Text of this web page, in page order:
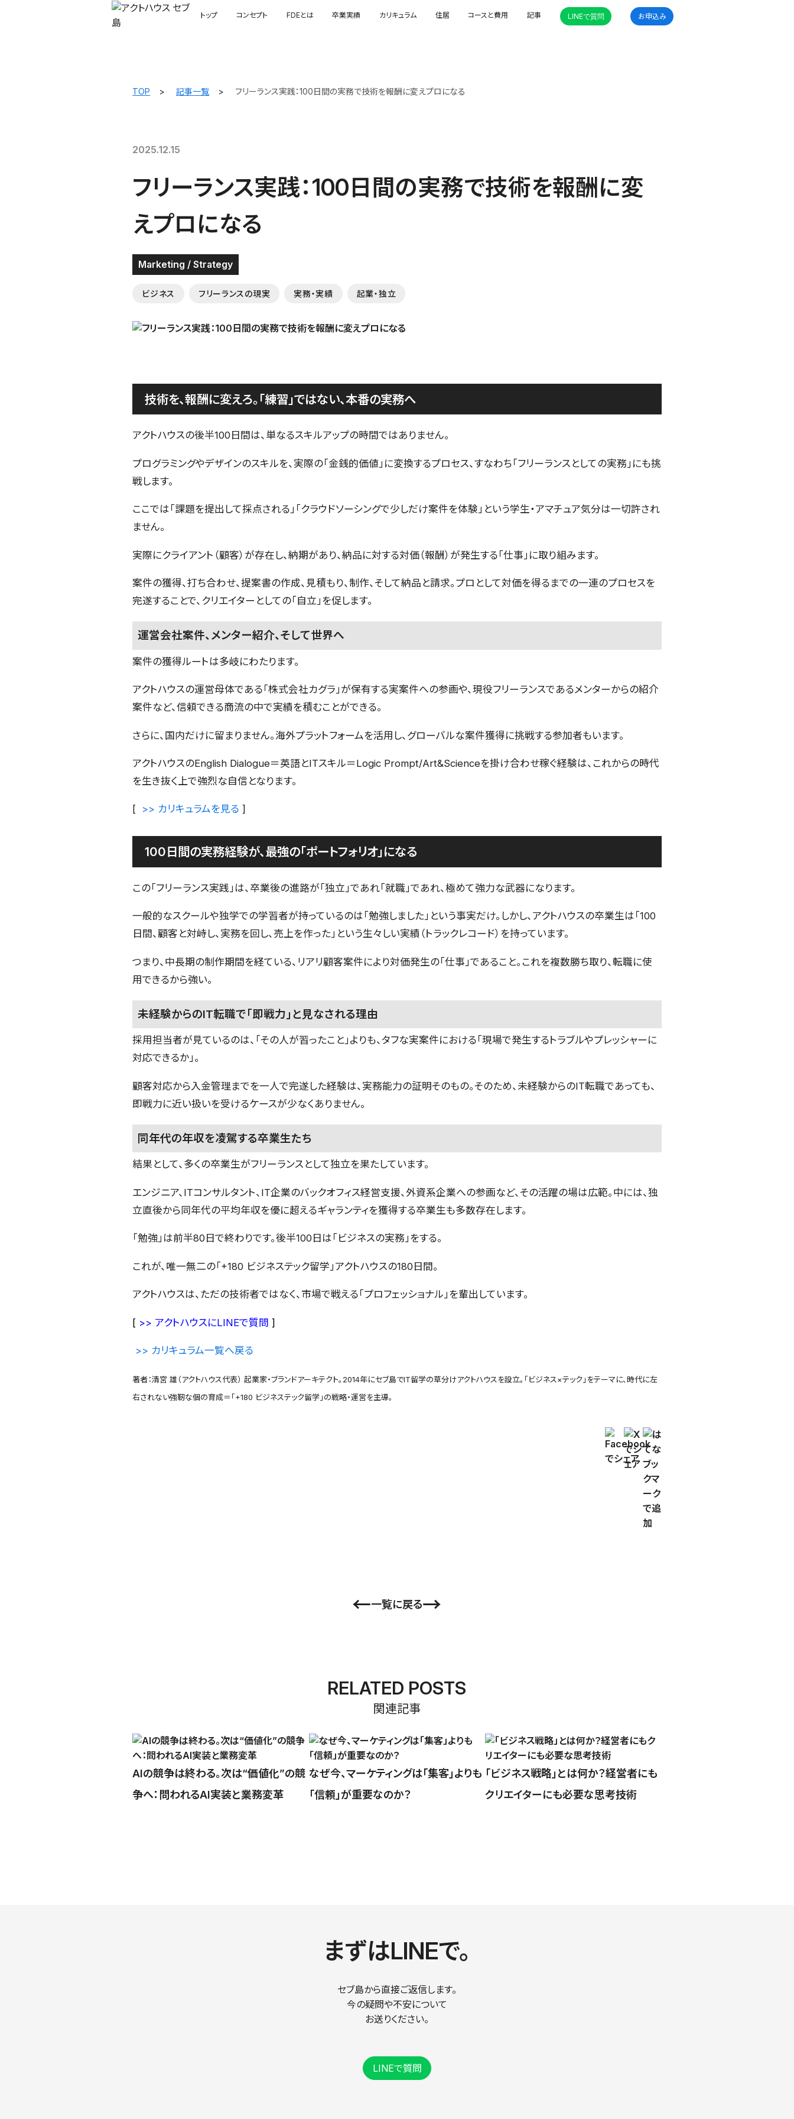
トップ コンセプト FDEとは 卒業実績 カリキュラム 住居 コースと費用 記事 LINEで質問 お申込み
TOP 記事一覧 フリーランス実践：100日間の実務で技術を報酬に変えプロになる
2025.12.15
フリーランス実践：100日間の実務で技術を報酬に変
えプロになる
Marketing / Strategy
ビジネス フリーランスの現実 実務・実績 起業・独立
技術を、報酬に変えろ。「練習」ではない、本番の実務へ
アクトハウスの後半100日間は、単なるスキルアップの時間ではありません。
プログラミングやデザインのスキルを、実際の「金銭的価値」に変換するプロセス、すなわち「フリーランスとしての実務」にも挑
戦します。
ここでは「課題を提出して採点される」「クラウドソーシングで少しだけ案件を体験」という学生・アマチュア気分は一切許され
ません。
実際にクライアント（顧客）が存在し、納期があり、納品に対する対価（報酬）が発生する「仕事」に取り組みます。
案件の獲得、打ち合わせ、提案書の作成、見積もり、制作、そして納品と請求。プロとして対価を得るまでの一連のプロセスを
完遂することで、クリエイターとしての「自立」を促します。
運営会社案件、メンター紹介、そして世界へ
案件の獲得ルートは多岐にわたります。
アクトハウスの運営母体である「株式会社カグラ」が保有する実案件への参画や、現役フリーランスであるメンターからの紹介
案件など、信頼できる商流の中で実績を積むことができる。
さらに、国内だけに留まりません。海外プラットフォームを活用し、グローバルな案件獲得に挑戦する参加者もいます。
アクトハウスのEnglish Dialogue＝英語とITスキル＝Logic Prompt/Art&Scienceを掛け合わせ稼ぐ経験は、これからの時代
を生き抜く上で強烈な自信となります。
[ >> カリキュラムを見る ]
100日間の実務経験が、最強の「ポートフォリオ」になる
この「フリーランス実践」は、卒業後の進路が「独立」であれ「就職」であれ、極めて強力な武器になります。
一般的なスクールや独学での学習者が持っているのは「勉強しました」という事実だけ。しかし、アクトハウスの卒業生は「100
日間、顧客と対峙し、実務を回し、売上を作った」という生々しい実績（トラックレコード）を持っています。
つまり、中長期の制作期間を経ている、リアリ顧客案件により対価発生の「仕事」であること。これを複数勝ち取り、転職に使
用できるから強い。
未経験からのIT転職で「即戦力」と見なされる理由
採用担当者が見ているのは、「その人が習ったこと」よりも、タフな実案件における「現場で発生するトラブルやプレッシャーに
対応できるか」。
顧客対応から入金管理までを一人で完遂した経験は、実務能力の証明そのもの。そのため、未経験からのIT転職であっても、
即戦力に近い扱いを受けるケースが少なくありません。
同年代の年収を凌駕する卒業生たち
結果として、多くの卒業生がフリーランスとして独立を果たしています。
エンジニア、ITコンサルタント、IT企業のバックオフィス経営支援、外資系企業への参画など、その活躍の場は広範。中には、独
立直後から同年代の平均年収を優に超えるギャランティを獲得する卒業生も多数存在します。
「勉強」は前半80日で終わりです。後半100日は「ビジネスの実務」をする。
これが、唯一無二の「+180 ビジネステック留学」アクトハウスの180日間。
アクトハウスは、ただの技術者ではなく、市場で戦える「プロフェッショナル」を輩出しています。
[ >> アクトハウスにLINEで質問]
>> カリキュラム一覧へ戻る
著者：清宮 雄（アクトハウス代表） 起業家・ブランドアーキテクト。2014年にセブ島でIT留学の草分けアクトハウスを設立。「ビジネス×テック」をテーマに、時代に左
右されない強靭な個の育成＝「+180 ビジネステック留学」の戦略・運営を主導。
←一覧に戻る→
RELATED POSTS
関連記事
AIの競争は終わる。次は“価値化”の競
争へ：問われるAI実装と業務変革
なぜ今、マーケティングは「集客」よりも
「信頼」が重要なのか？
「ビジネス戦略」とは何か？経営者にも
クリエイターにも必要な思考技術
まずはLINEで。
セブ島から直接ご返信します。
今の疑問や不安について
お送りください。
LINEで質問